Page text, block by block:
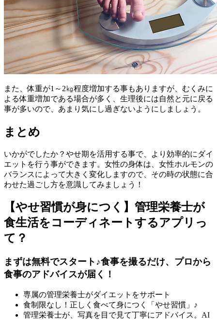
また、体重が1～2㎏程度増加する事もありますが、むくみに
よる体重増加である場合が多く、生理後には自然と元に戻る
事が多いので、あまり気にし過ぎないようにしましょう。
まとめ
いかがでしたか？やせ期を活用する事で、より効率的にダイ
エットを行う事ができます。女性の身体は、女性ホルモンの
バランスによって大きく変化しますので、その時の状態に合
わせた過ごし方を意識してみましょう！
【やせ習慣が身につく】管理栄養士が
食生活をコーディネートするアプリっ
て？
まずは無料でスタート♪食事を撮るだけ、プロから
食事のアドバイスが届く！
専属の管理栄養士がダイエットをサポート
食制限なし！正しく食べて身につく「やせ習慣」♪
管理栄養士が、写真を目で見て丁寧にアドバイス。AI